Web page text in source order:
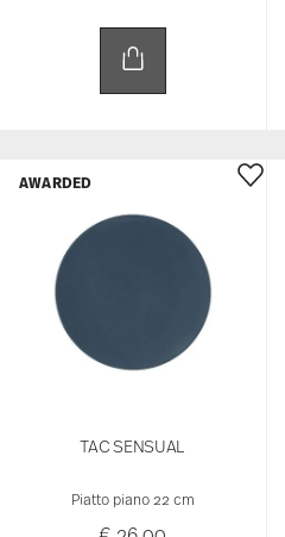
TAC SENSUAL
Piatto piano 22 cm
AWARDED